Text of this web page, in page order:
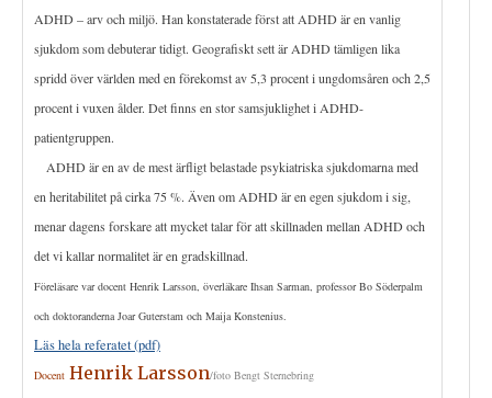
ADHD – arv och miljö. Han konstaterade först att ADHD är en vanlig
sjukdom som debuterar tidigt. Geografiskt sett är ADHD tämligen lika
spridd över världen med en förekomst av 5,3 procent i ungdomsåren och 2,5
procent i vuxen ålder. Det finns en stor samsjuklighet i ADHD-
patientgruppen.
ADHD är en av de mest ärfligt belastade psykiatriska sjukdomarna med
en heritabilitet på cirka 75 %. Även om ADHD är en egen sjukdom i sig,
menar dagens forskare att mycket talar för att skillnaden mellan ADHD och
det vi kallar normalitet är en gradskillnad.
Föreläsare var docent Henrik Larsson, överläkare Ihsan Sarman, professor Bo Söderpalm
och doktoranderna Joar Guterstam och Maija Konstenius.
Läs hela referatet (pdf)
Docent Henrik Larsson/foto Bengt Sternebring